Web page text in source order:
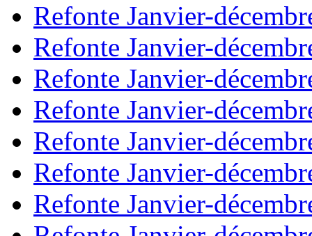
Refonte Janvier-
Refonte Janvier-
Refonte Janvier-
Refonte Janvier-
Refonte Janvier-
Refonte Janvier-
Refonte Janvier-